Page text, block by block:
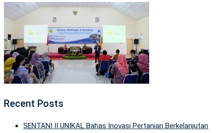
Recent Posts
SENTANI II UNIKAL Bahas Inovasi Pertanian Berkelanjutan